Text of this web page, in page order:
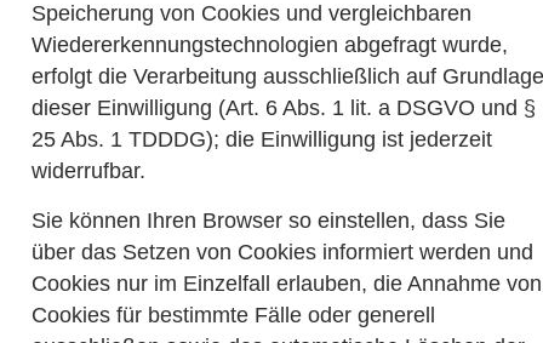
Speicherung von Cookies und vergleichbaren
Wiedererkennungstechnologien abgefragt wurde,
erfolgt die Verarbeitung ausschließlich auf Grundlage
dieser Einwilligung (Art. 6 Abs. 1 lit. a DSGVO und §
25 Abs. 1 TDDDG); die Einwilligung ist jederzeit
widerrufbar.
Sie können Ihren Browser so einstellen, dass Sie
über das Setzen von Cookies informiert werden und
Cookies nur im Einzelfall erlauben, die Annahme von
Cookies für bestimmte Fälle oder generell